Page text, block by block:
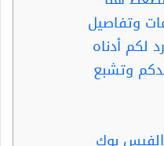
وتفاصيل
لكم أدناه
وتشبع